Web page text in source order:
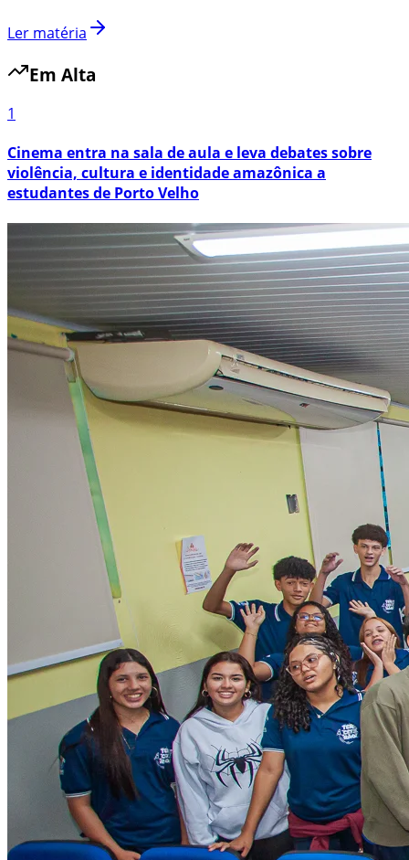
Ler matéria
Em Alta
1
Cinema entra na sala de aula e leva debates sobre
violência, cultura e identidade amazônica a
estudantes de Porto Velho